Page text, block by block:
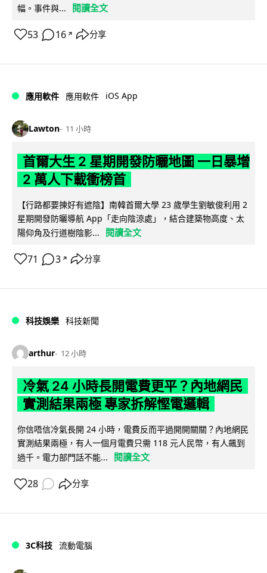
幅。事件與...
閱讀全文
53 16 ↗ 分享
應用軟件 應用軟件 iOS App
Lawton 11 小時
首爾大生 2 星期開發防曬地圖 一日暴增
2 萬人下載衝榜首
【行路都要揀好有遮陰】南韓首爾大學 23 歲學生劉敏俊利用 2
星期開發防曬導航 App「走向陰涼處」，結合建築物高度、太
陽仰角及行道樹陰影...
閱讀全文
71 3 ↗ 分享
科技娛樂 科技新聞
arthur 12 小時
冷氣 24 小時長開電費更平？內地網民
實測結果兩極 專家拆解慳電邏輯
你信唔信冷氣長開 24 小時，電費反而平過開開關關？內地網民
實測結果兩極，有人一個月電費只需 118 元人民幣，有人飆到
過千。電力部門話不能...
閱讀全文
28 分享
3C科技 流動電腦